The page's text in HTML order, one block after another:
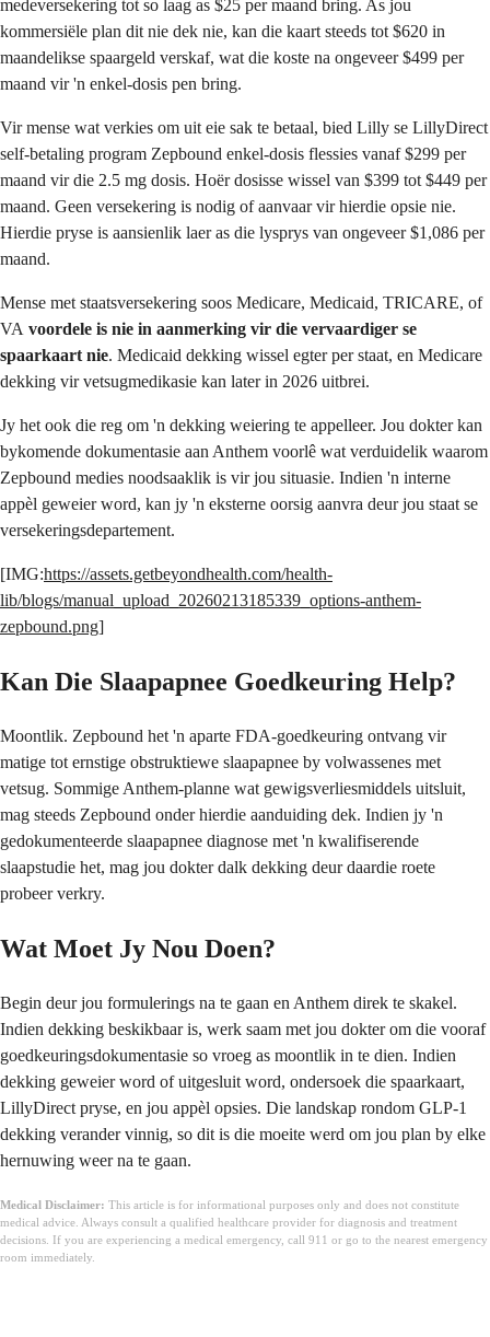
medeversekering tot so laag as $25 per maand bring. As jou
kommersiële plan dit nie dek nie, kan die kaart steeds tot $620 in
maandelikse spaargeld verskaf, wat die koste na ongeveer $499 per
maand vir 'n enkel-dosis pen bring.
Vir mense wat verkies om uit eie sak te betaal, bied Lilly se LillyDirect
self-betaling program Zepbound enkel-dosis flessies vanaf $299 per
maand vir die 2.5 mg dosis. Hoër dosisse wissel van $399 tot $449 per
maand. Geen versekering is nodig of aanvaar vir hierdie opsie nie.
Hierdie pryse is aansienlik laer as die lysprys van ongeveer $1,086 per
maand.
Mense met staatsversekering soos Medicare, Medicaid, TRICARE, of
VA voordele is nie in aanmerking vir die vervaardiger se
spaarkaart nie. Medicaid dekking wissel egter per staat, en Medicare
dekking vir vetsugmedikasie kan later in 2026 uitbrei.
Jy het ook die reg om 'n dekking weiering te appelleer. Jou dokter kan
bykomende dokumentasie aan Anthem voorlê wat verduidelik waarom
Zepbound medies noodsaaklik is vir jou situasie. Indien 'n interne
appèl geweier word, kan jy 'n eksterne oorsig aanvra deur jou staat se
versekeringsdepartement.
[IMG:https://assets.getbeyondhealth.com/health-
lib/blogs/manual_upload_20260213185339_options-anthem-
zepbound.png]
Kan Die Slaapapnee Goedkeuring Help?
Moontlik. Zepbound het 'n aparte FDA-goedkeuring ontvang vir
matige tot ernstige obstruktiewe slaapapnee by volwassenes met
vetsug. Sommige Anthem-planne wat gewigsverliesmiddels uitsluit,
mag steeds Zepbound onder hierdie aanduiding dek. Indien jy 'n
gedokumenteerde slaapapnee diagnose met 'n kwalifiserende
slaapstudie het, mag jou dokter dalk dekking deur daardie roete
probeer verkry.
Wat Moet Jy Nou Doen?
Begin deur jou formulerings na te gaan en Anthem direk te skakel.
Indien dekking beskikbaar is, werk saam met jou dokter om die vooraf
goedkeuringsdokumentasie so vroeg as moontlik in te dien. Indien
dekking geweier word of uitgesluit word, ondersoek die spaarkaart,
LillyDirect pryse, en jou appèl opsies. Die landskap rondom GLP-1
dekking verander vinnig, so dit is die moeite werd om jou plan by elke
hernuwing weer na te gaan.
Medical Disclaimer: This article is for informational purposes only and does not constitute
medical advice. Always consult a qualified healthcare provider for diagnosis and treatment
decisions. If you are experiencing a medical emergency, call 911 or go to the nearest emergency
room immediately.